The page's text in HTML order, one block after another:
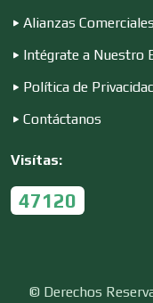
Copiadoras
Alianzas
Intégrate a Nuestro
Política de
Contáctanos
Visítas:
47120
© Derechos